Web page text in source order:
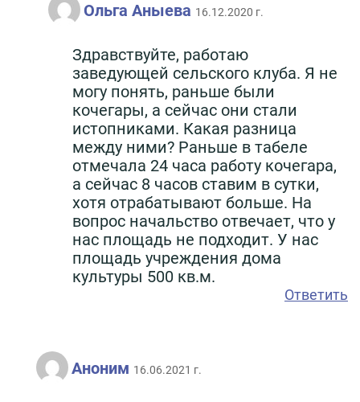
Ольга Аныева 16.12.2020 г.
Здравствуйте, работаю
заведующей сельского клуба. Я не
могу понять, раньше были
кочегары, а сейчас они стали
истопниками. Какая разница
между ними? Раньше в табеле
отмечала 24 часа работу кочегара,
а сейчас 8 часов ставим в сутки,
хотя отрабатывают больше. На
вопрос начальство отвечает, что у
нас площадь не подходит. У нас
площадь учреждения дома
культуры 500 кв.м.
Ответить
Аноним 16.06.2021 г.